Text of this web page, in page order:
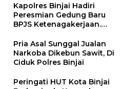
Kapolres Binjai Hadiri
Peresmian Gedung Baru
BPJS Ketenagakerjaan.
Menyeluruh bagi Pekerja”
Pria Asal Sunggal Jualan
Narkoba Dikebun Sawit, Di
Ciduk Polres Binjai
Peringati HUT Kota Binjai